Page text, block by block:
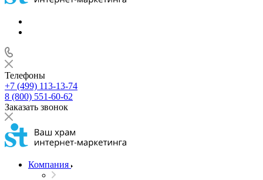
Телефоны
+7 (499) 113-13-74
8 (800) 551-60-62
Заказать звонок
Компания